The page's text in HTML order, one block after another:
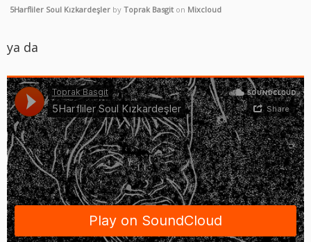
5Harfliler Soul Kızkardeşler by Toprak Basgit on Mixcloud
ya da